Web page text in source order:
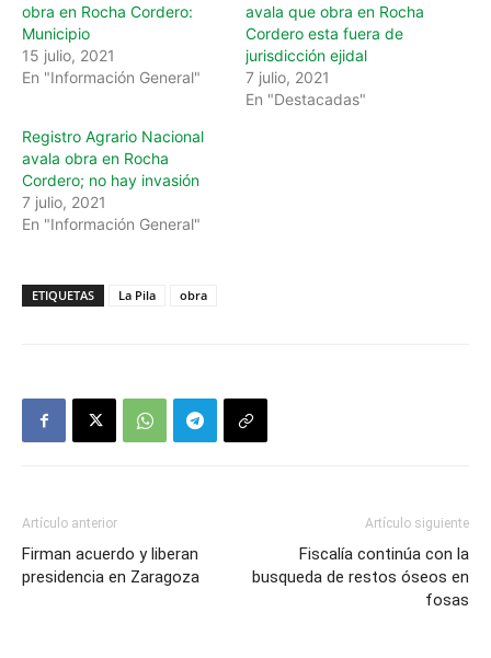
obra en Rocha Cordero:
Municipio
15 julio, 2021
En "Información General"
avala que obra en Rocha
Cordero esta fuera de
jurisdicción ejidal
7 julio, 2021
En "Destacadas"
Registro Agrario Nacional
avala obra en Rocha
Cordero; no hay invasión
7 julio, 2021
En "Información General"
ETIQUETAS La Pila obra
Artículo anterior
Firman acuerdo y liberan
presidencia en Zaragoza
Artículo siguiente
Fiscalía continúa con la
busqueda de restos óseos en
fosas